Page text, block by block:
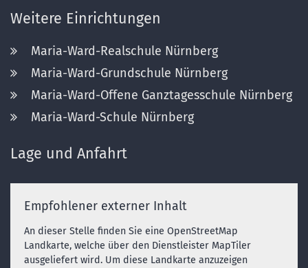
Weitere Einrichtungen
Maria-Ward-Realschule Nürnberg
Maria-Ward-Grundschule Nürnberg
Maria-Ward-Offene Ganztagesschule Nürnberg
Maria-Ward-Schule Nürnberg
Lage und Anfahrt
Empfohlener externer Inhalt
An dieser Stelle finden Sie eine OpenStreetMap
Landkarte, welche über den Dienstleister MapTiler
ausgeliefert wird. Um diese Landkarte anzuzeigen